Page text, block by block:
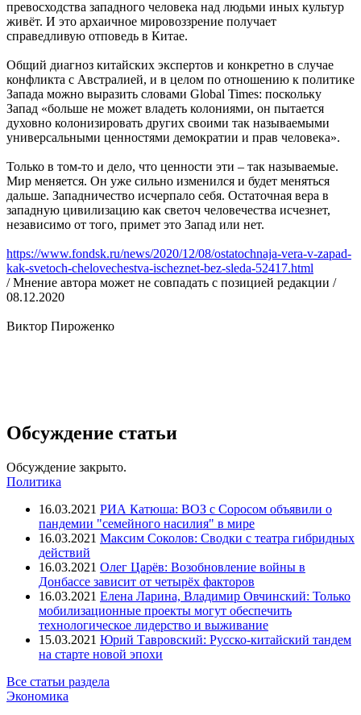
превосходства западного человека над людьми иных культур
живёт. И это архаичное мировоззрение получает
справедливую отповедь в Китае.
Общий диагноз китайских экспертов и конкретно в случае
конфликта с Австралией, и в целом по отношению к политике
Запада можно выразить словами Global Times: поскольку
Запад «больше не может владеть колониями, он пытается
духовно колонизировать других своими так называемыми
универсальными ценностями демократии и прав человека».
Только в том-то и дело, что ценности эти – так называемые.
Мир меняется. Он уже сильно изменился и будет меняться
дальше. Западничество исчерпало себя. Остаточная вера в
западную цивилизацию как светоч человечества исчезнет,
независимо от того, примет это Запад или нет.
https://www.fondsk.ru/news/2020/12/08/ostatochnaja-vera-v-zapad-
kak-svetoch-chelovechestva-ischeznet-bez-sleda-52417.html
/ Мнение автора может не совпадать с позицией редакции /
08.12.2020
Виктор Пироженко
Обсуждение статьи
Обсуждение закрыто.
Политика
16.03.2021 РИА Катюша: ВОЗ с Соросом объявили о
пандемии "семейного насилия" в мире
16.03.2021 Максим Соколов: Сводки с театра гибридных
действий
16.03.2021 Олег Царёв: Возобновление войны в
Донбассе зависит от четырёх факторов
16.03.2021 Елена Ларина, Владимир Овчинский: Только
мобилизационные проекты могут обеспечить
технологическое лидерство и выживание
15.03.2021 Юрий Тавровский: Русско-китайский тандем
на старте новой эпохи
Все статьи раздела
Экономика